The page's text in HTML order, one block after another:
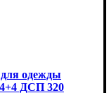
одежды
ДСП 320